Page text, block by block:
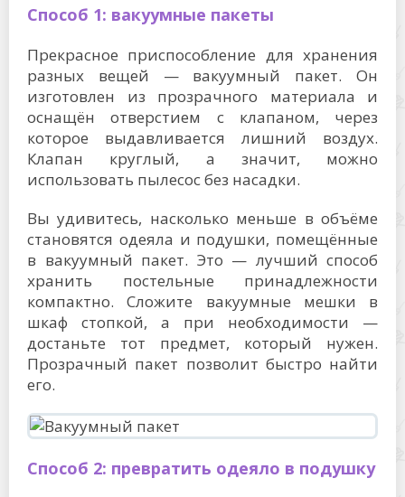
Способ 1: вакуумные пакеты
Прекрасное приспособление для хранения
разных вещей — вакуумный пакет. Он
изготовлен из прозрачного материала и
оснащён отверстием с клапаном, через
которое выдавливается лишний воздух.
Клапан круглый, а значит, можно
использовать пылесос без насадки.
Вы удивитесь, насколько меньше в объёме
становятся одеяла и подушки, помещённые
в вакуумный пакет. Это — лучший способ
хранить постельные принадлежности
компактно. Сложите вакуумные мешки в
шкаф стопкой, а при необходимости —
достаньте тот предмет, который нужен.
Прозрачный пакет позволит быстро найти
его.
Способ 2: превратить одеяло в подушку